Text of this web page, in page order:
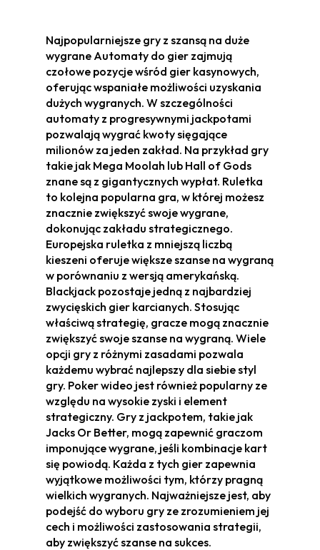
Najpopularniejsze gry z szansą na duże
wygrane Automaty do gier zajmują
czołowe pozycje wśród gier kasynowych,
oferując wspaniałe możliwości uzyskania
dużych wygranych. W szczególności
automaty z progresywnymi jackpotami
pozwalają wygrać kwoty sięgające
milionów za jeden zakład. Na przykład gry
takie jak Mega Moolah lub Hall of Gods
znane są z gigantycznych wypłat. Ruletka
to kolejna popularna gra, w której możesz
znacznie zwiększyć swoje wygrane,
dokonując zakładu strategicznego.
Europejska ruletka z mniejszą liczbą
kieszeni oferuje większe szanse na wygraną
w porównaniu z wersją amerykańską.
Blackjack pozostaje jedną z najbardziej
zwycięskich gier karcianych. Stosując
właściwą strategię, gracze mogą znacznie
zwiększyć swoje szanse na wygraną. Wiele
opcji gry z różnymi zasadami pozwala
każdemu wybrać najlepszy dla siebie styl
gry. Poker wideo jest również popularny ze
względu na wysokie zyski i element
strategiczny. Gry z jackpotem, takie jak
Jacks Or Better, mogą zapewnić graczom
imponujące wygrane, jeśli kombinacje kart
się powiodą. Każda z tych gier zapewnia
wyjątkowe możliwości tym, którzy pragną
wielkich wygranych. Najważniejsze jest, aby
podejść do wyboru gry ze zrozumieniem jej
cech i możliwości zastosowania strategii,
aby zwiększyć szanse na sukces.